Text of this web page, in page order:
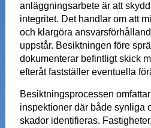
anläggningsarbete är att
integritet. Det handlar om att
och klargöra
uppstår. Besiktningen före
dokumenterar befintligt skick
efteråt fastställer eventuella
Besiktningsprocessen
inspektioner där både synliga
skador identifieras.